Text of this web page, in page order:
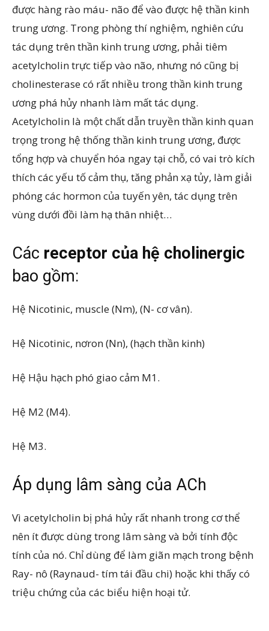
được hàng rào máu- não để vào được hệ thần kinh
trung ương. Trong phòng thí nghiệm, nghiên cứu
tác dụng trên thần kinh trung ương, phải tiêm
acetylcholin trực tiếp vào não, nhưng nó cũng bị
cholinesterase có rất nhiều trong thần kinh trung
ương phá hủy nhanh làm mất tác dụng.
Acetylcholin là một chất dẫn truyền thần kinh quan
trọng trong hệ thống thần kinh trung ương, được
tổng hợp và chuyển hóa ngay tại chỗ, có vai trò kích
thích các yếu tố cảm thụ, tăng phản xạ tủy, làm giải
phóng các hormon của tuyến yên, tác dụng trên
vùng dưới đồi làm hạ thân nhiệt…
Các receptor của hệ cholinergic
bao gồm:
Hệ Nicotinic, muscle (Nm), (N- cơ vân).
Hệ Nicotinic, nơron (Nn), (hạch thần kinh)
Hệ Hậu hạch phó giao cảm M1.
Hệ M2 (M4).
Hệ M3.
Áp dụng lâm sàng của ACh
Vì acetylcholin bị phá hủy rất nhanh trong cơ thể
nên ít được dùng trong lâm sàng và bởi tính độc
tính của nó. Chỉ dùng để làm giãn mạch trong bệnh
Ray- nô (Raynaud- tím tái đầu chi) hoặc khi thấy có
triệu chứng của các biểu hiện hoại tử.